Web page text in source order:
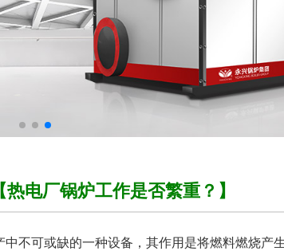
电厂锅炉工作是否繁重？】
不可或缺的一种设备，其作用是将燃料燃烧产